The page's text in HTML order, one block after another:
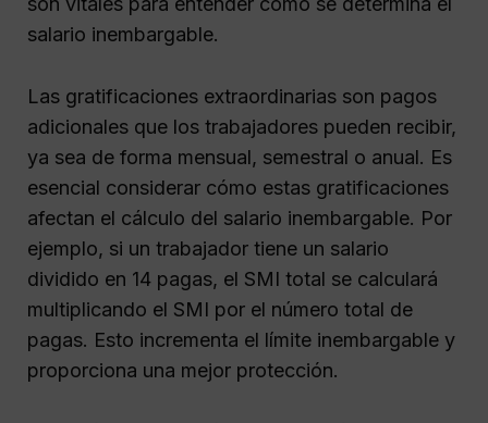
salario inembargable.
Las gratificaciones extraordinarias son pagos
adicionales que los trabajadores pueden recibir,
ya sea de forma mensual, semestral o anual. Es
esencial considerar cómo estas gratificaciones
afectan el cálculo del salario inembargable. Por
ejemplo, si un trabajador tiene un salario
dividido en 14 pagas, el SMI total se calculará
multiplicando el SMI por el número total de
pagas. Esto incrementa el límite inembargable y
proporciona una mejor protección.